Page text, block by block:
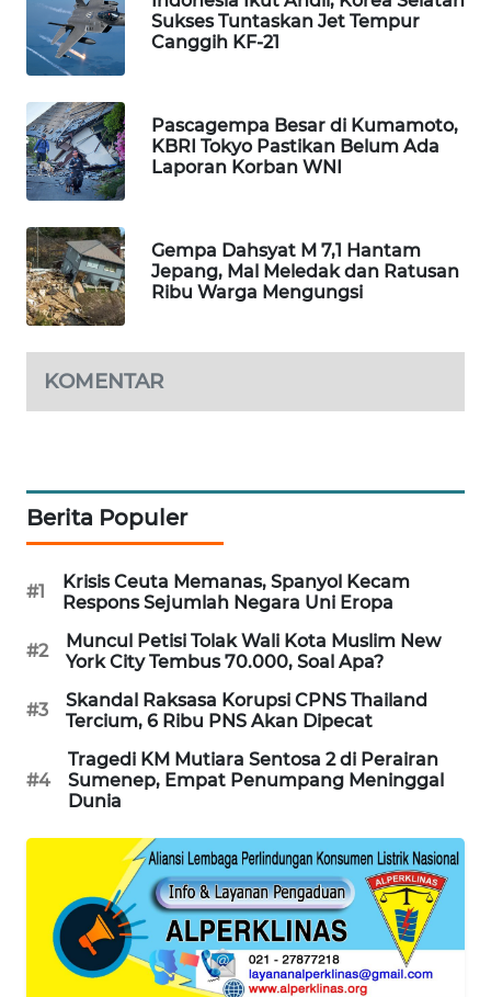
Sukses Tuntaskan Jet Tempur
Canggih KF-21
Pascagempa Besar di Kumamoto,
KBRI Tokyo Pastikan Belum Ada
Laporan Korban WNI
Gempa Dahsyat M 7,1 Hantam
Jepang, Mal Meledak dan Ratusan
Ribu Warga Mengungsi
KOMENTAR
Berita Populer
#1
Krisis Ceuta Memanas, Spanyol Kecam
Respons Sejumlah Negara Uni Eropa
#2
Muncul Petisi Tolak Wali Kota Muslim New
York City Tembus 70.000, Soal Apa?
#3
Skandal Raksasa Korupsi CPNS Thailand
Tercium, 6 Ribu PNS Akan Dipecat
#4
Tragedi KM Mutiara Sentosa 2 di Perairan
Sumenep, Empat Penumpang Meninggal
Dunia
WAHANA
KONSUMEN
WAHANA
LISTRIK
WAHANA
WAHANA
TV
WAHANANEWS
ID
WAHANANEWS
NET
WAHANA
UMKM
WAHANA
SELEB
WAHANA
OTOMOTIF